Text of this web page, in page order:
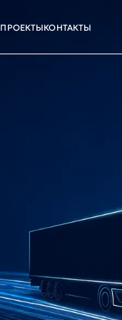
ПРОЕКТЫКОНТАКТЫ